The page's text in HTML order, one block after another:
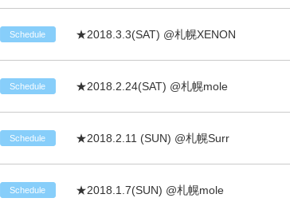
Schedule ★2018.3.3(SAT) @札幌XENON
Schedule ★2018.2.24(SAT) @札幌mole
Schedule ★2018.2.11 (SUN) @札幌Surr
Schedule ★2018.1.7(SUN) @札幌mole